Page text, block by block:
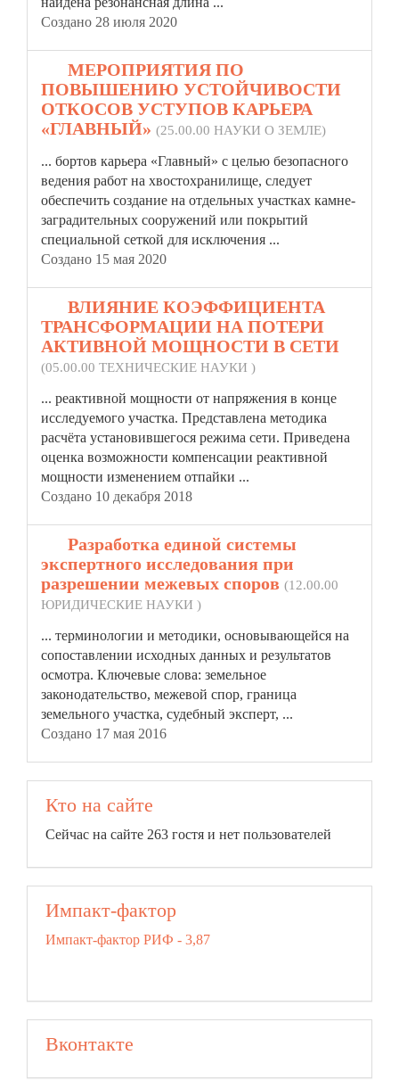
Создано 28 июля 2020
МЕРОПРИЯТИЯ ПО
ПОВЫШЕНИЮ УСТОЙЧИВОСТИ
ОТКОСОВ УСТУПОВ КАРЬЕРА
«ГЛАВНЫЙ» (25.00.00 НАУКИ О ЗЕМЛЕ)
... бортов карьера «Главный» с целью безопасного
ведения работ на хвостохранилище, следует
обеспечить создание на отдельных участках камне-
заградительных сооружений или покрытий
специальной сеткой для исключения ...
Создано 15 мая 2020
ВЛИЯНИЕ КОЭФФИЦИЕНТА
ТРАНСФОРМАЦИИ НА ПОТЕРИ
АКТИВНОЙ МОЩНОСТИ В СЕТИ
(05.00.00 ТЕХНИЧЕСКИЕ НАУКИ )
... реактивной мощности от напряжения в конце
исследуемого участка. Представлена методика
расчёта установившегося режима сети. Приведена
оценка возможности компенсации реактивной
мощности изменением отпайки ...
Создано 10 декабря 2018
Разработка единой системы
экспертного исследования при
разрешении межевых споров (12.00.00
ЮРИДИЧЕСКИЕ НАУКИ )
... терминологии и методики, основывающейся на
сопоставлении исходных данных и результатов
осмотра. Ключевые слова: земельное
законодательство, межевой спор, граница
земельного участка, судебный эксперт, ...
Создано 17 мая 2016
Кто на сайте
Сейчас на сайте 263 гостя и нет пользователей
Импакт-фактор
Импакт-фактор РИФ - 3,87
Вконтакте